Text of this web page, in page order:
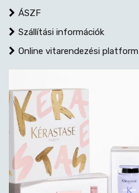
ÁSZF
Szállítási információk
Online vitarendezési platform